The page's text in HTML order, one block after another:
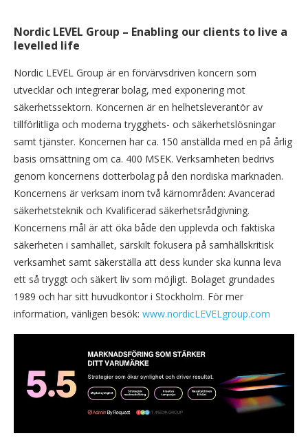
Nordic LEVEL Group – Enabling our clients to live a
levelled life
Nordic LEVEL Group är en förvärvsdriven koncern som
utvecklar och integrerar bolag, med exponering mot
säkerhetssektorn. Koncernen är en helhetsleverantör av
tillförlitliga och moderna trygghets- och säkerhetslösningar
samt tjänster. Koncernen har ca. 150 anställda med en på årlig
basis omsättning om ca. 400 MSEK. Verksamheten bedrivs
genom koncernens dotterbolag på den nordiska marknaden.
Koncernens är verksam inom två kärnområden: Avancerad
säkerhetsteknik och Kvalificerad säkerhetsrådgivning.
Koncernens mål är att öka både den upplevda och faktiska
säkerheten i samhället, särskilt fokusera på samhällskritisk
verksamhet samt säkerställa att dess kunder ska kunna leva
ett så tryggt och säkert liv som möjligt. Bolaget grundades
1989 och har sitt huvudkontor i Stockholm. För mer
information, vänligen besök: www.nordicLEVELgroup.com